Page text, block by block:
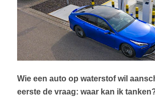
Wie een auto op waterstof wil
eerste de vraag: waar kan ik